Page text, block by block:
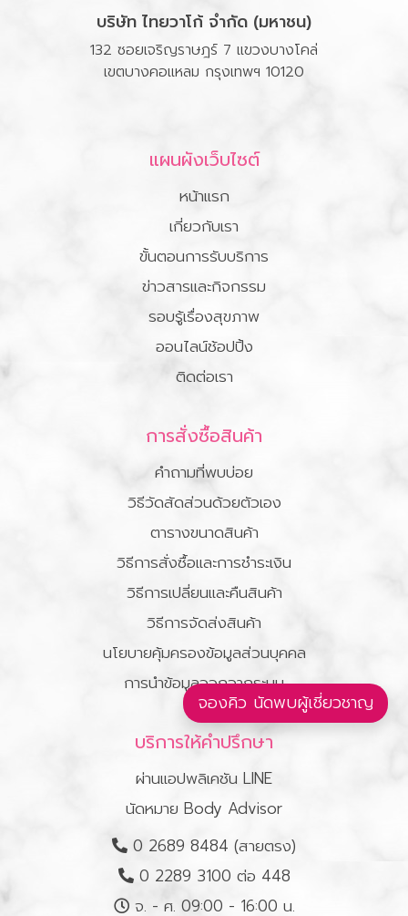
จองคิว นัดพบผู้เชี่ยวชาญ
บริษัท ไทยวาโก้ จำกัด (มหาชน)
132 ซอยเจริญราษฎร์ 7 แขวงบางโคล่
เขตบางคอแหลม กรุงเทพฯ 10120
แผนผังเว็บไซต์
หน้าแรก
เกี่ยวกับเรา
ขั้นตอนการรับบริการ
ข่าวสารและกิจกรรม
รอบรู้เรื่องสุขภาพ
ออนไลน์ช้อปปิ้ง
ติดต่อเรา
การสั่งซื้อสินค้า
คำถามที่พบบ่อย
วิธีวัดสัดส่วนด้วยตัวเอง
ตารางขนาดสินค้า
วิธีการสั่งซื้อและการชำระเงิน
วิธีการเปลี่ยนและคืนสินค้า
วิธีการจัดส่งสินค้า
นโยบายคุ้มครองข้อมูลส่วนบุคคล
การนำข้อมูลออกจากระบบ
บริการให้คำปรึกษา
ผ่านแอปพลิเคชัน LINE
นัดหมาย Body Advisor
0 2689 8484 (สายตรง)
0 2289 3100 ต่อ 448
จ. - ศ. 09:00 - 16:00 น.